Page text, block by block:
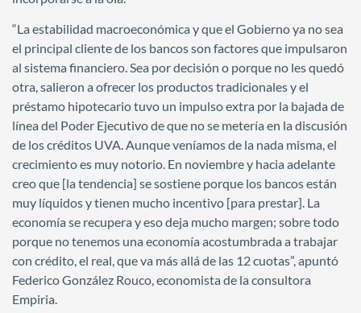
“La estabilidad macroeconómica y que el Gobierno ya no sea
el principal cliente de los bancos son factores que impulsaron
al sistema financiero. Sea por decisión o porque no les quedó
otra, salieron a ofrecer los productos tradicionales y el
préstamo hipotecario tuvo un impulso extra por la bajada de
línea del Poder Ejecutivo de que no se metería en la discusión
de los créditos UVA. Aunque veníamos de la nada misma, el
crecimiento es muy notorio. En noviembre y hacia adelante
creo que [la tendencia] se sostiene porque los bancos están
muy líquidos y tienen mucho incentivo [para prestar]. La
economía se recupera y eso deja mucho margen; sobre todo
porque no tenemos una economía acostumbrada a trabajar
con crédito, el real, que va más allá de las 12 cuotas”, apuntó
Federico González Rouco, economista de la consultora
Empiria.